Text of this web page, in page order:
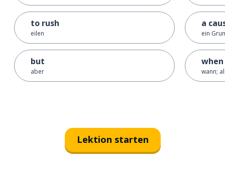
to rush
eilen
but
aber
a
ein
when
wann;
Lektion starten